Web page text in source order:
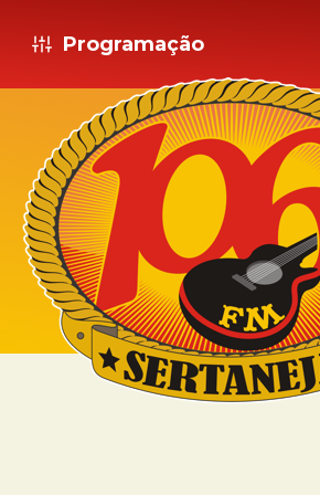
Programação